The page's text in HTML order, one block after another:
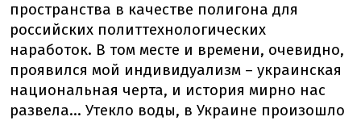
пространства в качестве полигона для
российских политтехнологических
наработок. В том месте и времени, очевидно,
проявился мой индивидуализм – украинская
национальная черта, и история мирно нас
развела... Утекло воды, в Украине произошло